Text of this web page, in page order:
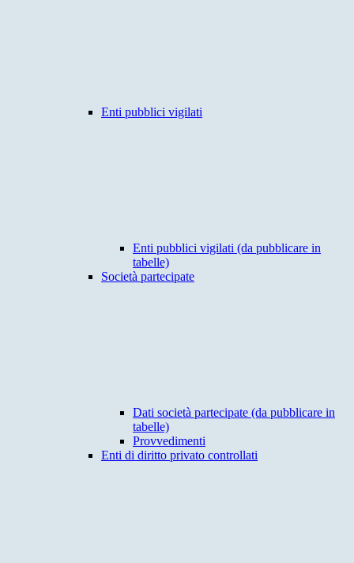
Enti pubblici vigilati
Enti pubblici vigilati (da pubblicare in
tabelle)
Società partecipate
Dati società partecipate (da pubblicare in
tabelle)
Provvedimenti
Enti di diritto privato controllati